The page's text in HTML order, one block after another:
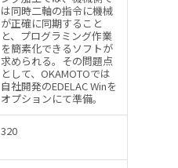
は同時二軸の指令に機械
が正確に同期すること
と、プログラミング作業
を簡素化できるソフトが
求められる。その問題点
として、OKAMOTOでは
自社開発のEDELAC Winを
オプションにて準備。
320